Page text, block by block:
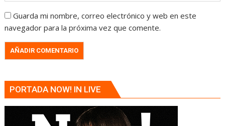
Guarda mi nombre, correo electrónico y web en este
navegador para la próxima vez que comente.
PORTADA NOW! IN LIVE